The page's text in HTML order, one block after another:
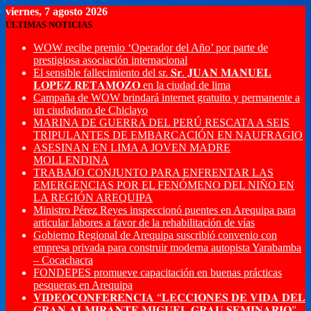
viernes, 7 agosto 2026
ÚLTIMAS NOTICIAS
WOW recibe premio ‘Operador del Año’ por parte de
prestigiosa asociación internacional
El sensible fallecimiento del sr. 𝐒𝐫. 𝐉𝐔𝐀𝐍 𝐌𝐀𝐍𝐔𝐄𝐋
𝐋𝐎𝐏𝐄𝐙 𝐑𝐄𝐓𝐀𝐌𝐎𝐙𝐎 en la ciudad de lima
Campaña de WOW brindará internet gratuito y permanente a
un ciudadano de Chiclayo
MARINA DE GUERRA DEL PERÚ RESCATA A SEIS
TRIPULANTES DE EMBARCACIÓN EN NAUFRAGIO
ASESINAN EN LIMA A JOVEN MADRE
MOLLENDINA
TRABAJO CONJUNTO PARA ENFRENTAR LAS
EMERGENCIAS POR EL FENÓMENO DEL NIÑO EN
LA REGIÓN AREQUIPA
Ministro Pérez Reyes inspeccionó puentes en Arequipa para
articular labores a favor de la rehabilitación de vías
Gobierno Regional de Arequipa suscribió convenio con
empresa privada para construir moderna autopista Yarabamba
– Cocachacra
FONDEPES promueve capacitación en buenas prácticas
pesqueras en Arequipa
𝐕𝐈𝐃𝐄𝐎𝐂𝐎𝐍𝐅𝐄𝐑𝐄𝐍𝐂𝐈𝐀 “𝐋𝐄𝐂𝐂𝐈𝐎𝐍𝐄𝐒 𝐃𝐄 𝐕𝐈𝐃𝐀 𝐃𝐄𝐋